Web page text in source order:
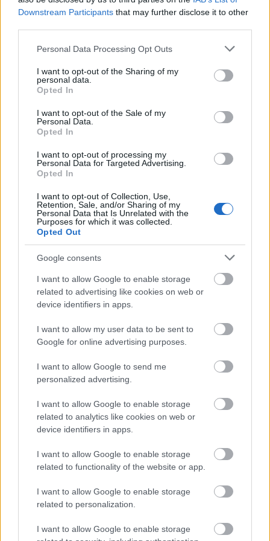
Downstream Participants that may further disclose it to other
Please note that this website/app uses one or more Google
not limited to your visit or usage behaviour. You may click to
grant or deny consent to Google and its third-party tags to
use your data for below specified purposes in below Google
consent section.
Personal Data Processing Opt Outs
I want to opt-out of the Sharing of my
personal data.
Opted In
I want to opt-out of the Sale of my
Personal Data.
Opted In
I want to opt-out of processing my
Personal Data for Targeted Advertising.
Opted In
I want to opt-out of Collection, Use,
Retention, Sale, and/or Sharing of my
Personal Data that Is Unrelated with the
Purposes for which it was collected.
Opted Out
Google consents
I want to allow Google to enable storage
related to advertising like cookies on web or
device identifiers in apps.
I want to allow my user data to be sent to
Google for online advertising purposes.
I want to allow Google to send me
personalized advertising.
I want to allow Google to enable storage
related to analytics like cookies on web or
device identifiers in apps.
I want to allow Google to enable storage
related to functionality of the website or app.
I want to allow Google to enable storage
related to personalization.
I want to allow Google to enable storage
Komisk stor størrelse(1,048,576 x 699,051)
Uploader stadig... ;-)
Billedbeskrivelse
hindbær arrangeret på et rustikt træbord, taget i
liggende retning med en lav dybdeskarphed, der
fyldige, klare røde og dækket af små
gennemskinnelige hår, der fanger lyset, hvilket gør
er unikt med klart definerede drupeletter, der
danner cirkulære kroner, og flere af dem vender
fremad, så deres hule centre skaber små,
mørkerøde spiraler.
Bærrene samles i en rund træskål, hvis varme
brune tone komplementerer frugten. Skålens
overflade viser subtile åremønstre og små
ufuldkommenheder, hvilket antyder, at den er blevet
buer glat opad og vugger bunken af hindbær, så de
fremstår rigelige, næsten overstrømmende, men
Spredt rundt om skålen på bordet ligger et par
naturlige, uiscenesatte fornemmelse. Klare grønne
blade – sandsynligvis hindbær- eller mynteblade –
er spredt mellem frugterne og også placeret løst på
i skarp kontrast til bærrenes bløde, afrundede
tekstur og tilføjer et friskt, botanisk præg til
Selve træbordet er rustikt og forvitret, bestående af
brede planker med synlige revner, knaster og
åretegning. Træet har en let ujævn overflade og en